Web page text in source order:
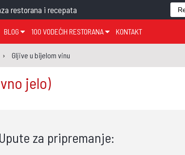
restorana i recepata
KRAPINSKO-ZAGORSKA ŽUPANIJA
SISAČKO-MOSLAVAČKA ŽUPANIJA
VARAŽDINSKA ŽUPANIJA
POŽEŠKO-SLAVONSKA ŽUPANIJA
BLOG
TEMA TJEDNA
KLUB
GASTRO REGIJE
100 VODEĆIH RESTORANA
GLASANJE
KONTAKT
Gljive u bijelom vinu
jelo)
Upute za pripremanje: